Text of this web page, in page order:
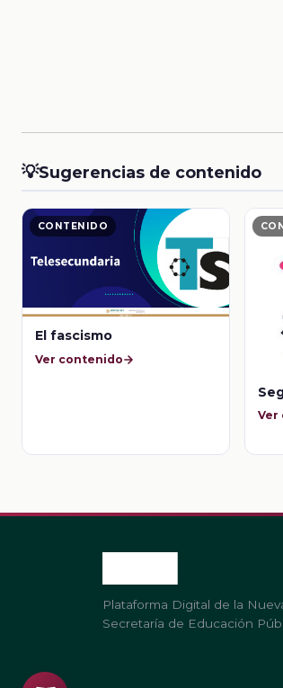
💡Sugerencias de contenido
CONTENIDO
El fascismo
Ver contenido
Ver
Plataforma Digital de la
Secretaría de Educación